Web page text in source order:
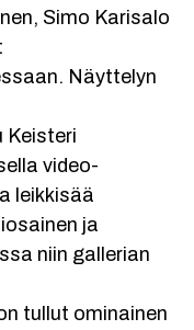
Simo Karisalo
Näyttelyn
Keisteri
video-
leikkisää
ja
niin gallerian
tullut ominainen